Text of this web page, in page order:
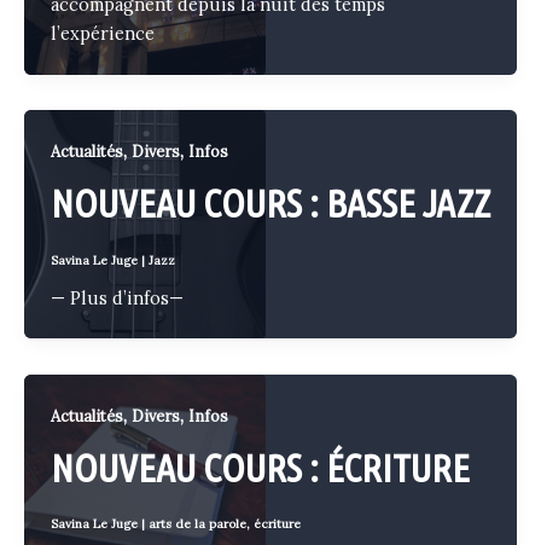
l’expérience
Actualités, Divers, Infos
NOUVEAU COURS : BASSE JAZZ
Savina Le Juge | Jazz
— Plus d’infos—
Actualités,Divers,Infos
NOUVEAU COURS : ÉCRITURE
Savina Le Juge | arts de la parole, écriture